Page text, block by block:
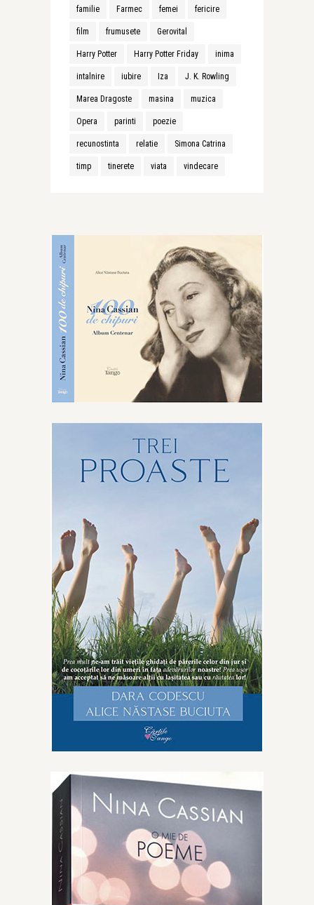
familie Farmec femei fericire
film frumusete Gerovital
Harry Potter Harry Potter Friday inima
intalnire iubire Iza J. K. Rowling
Marea Dragoste masina muzica
Opera parinti poezie
recunostinta relatie Simona Catrina
timp tinerete viata vindecare